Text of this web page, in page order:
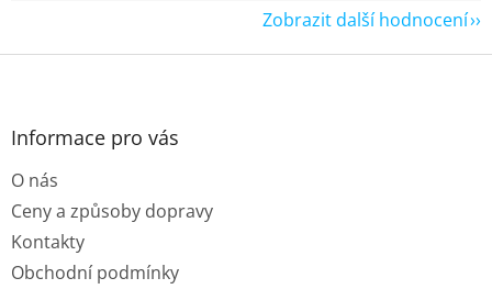
Zobrazit další hodnocení
Z
Informace pro vás
O nás
Ceny a způsoby dopravy
Kontakty
Obchodní podmínky